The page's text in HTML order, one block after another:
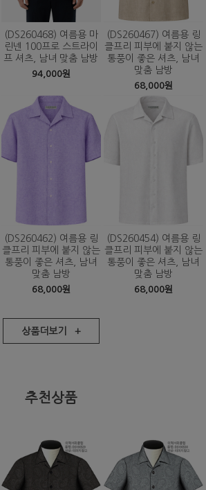
(DS260468) 여름용 마
린넨 100프로 스트라이
프 셔츠, 남녀 맞춤 남방
94,000원
(DS260467) 여름용 링
클프리 피부에 붙지 않는
통풍이 좋은 셔츠, 남녀
맞춤 남방
68,000원
(DS260462) 여름용 링
클프리 피부에 붙지 않는
통풍이 좋은 셔츠, 남녀
맞춤 남방
68,000원
(DS260454) 여름용 링
클프리 피부에 붙지 않는
통풍이 좋은 셔츠, 남녀
맞춤 남방
68,000원
상품더보기 +
추천상품